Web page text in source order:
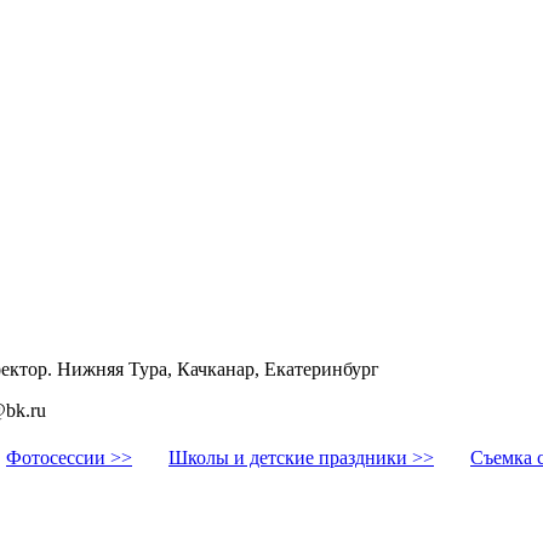
Нижняя Тура, Качканар, Екатеринбург
Фотосессии >> Школы и детские праздники >> Съемка